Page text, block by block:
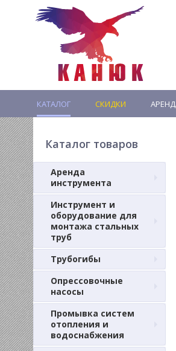
КАТАЛОГ СКИДКИ
Каталог товаров
Аренда
инструмента
Инструмент и
оборудование для
монтажа стальных
труб
Трубогибы
Опрессовочные
насосы
Промывка систем
отопления и
водоснабжения